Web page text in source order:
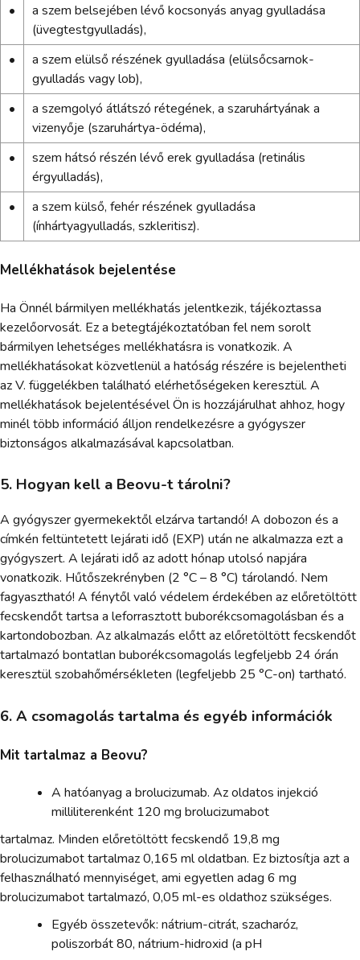
•
a szem belsejében lévő kocsonyás anyag gyulladása
(üvegtestgyulladás),
•
a szem elülső részének gyulladása (elülsőcsarnok-
gyulladás vagy lob),
•
a szemgolyó átlátszó rétegének, a szaruhártyának a
vizenyője (szaruhártya-ödéma),
•
szem hátsó részén lévő erek gyulladása (retinális
érgyulladás),
•
a szem külső, fehér részének gyulladása
(ínhártyagyulladás, szkleritisz).
Mellékhatások bejelentése
Ha Önnél bármilyen mellékhatás jelentkezik, tájékoztassa
kezelőorvosát. Ez a betegtájékoztatóban fel nem sorolt
bármilyen lehetséges mellékhatásra is vonatkozik. A
mellékhatásokat közvetlenül a hatóság részére is bejelentheti
az V. függelékben található elérhetőségeken keresztül. A
mellékhatások bejelentésével Ön is hozzájárulhat ahhoz, hogy
minél több információ álljon rendelkezésre a gyógyszer
biztonságos alkalmazásával kapcsolatban.
5. Hogyan kell a Beovu-t tárolni?
A gyógyszer gyermekektől elzárva tartandó! A dobozon és a
címkén feltüntetett lejárati idő (EXP) után ne alkalmazza ezt a
gyógyszert. A lejárati idő az adott hónap utolsó napjára
vonatkozik. Hűtőszekrényben (2 °C – 8 °C) tárolandó. Nem
fagyasztható! A fénytől való védelem érdekében az előretöltött
fecskendőt tartsa a leforrasztott buborékcsomagolásban és a
kartondobozban. Az alkalmazás előtt az előretöltött fecskendőt
tartalmazó bontatlan buborékcsomagolás legfeljebb 24 órán
keresztül szobahőmérsékleten (legfeljebb 25 °C-on) tartható.
6. A csomagolás tartalma és egyéb információk
Mit tartalmaz a Beovu?
A hatóanyag a brolucizumab. Az oldatos injekció
milliliterenként 120 mg brolucizumabot
tartalmaz. Minden előretöltött fecskendő 19,8 mg
brolucizumabot tartalmaz 0,165 ml oldatban. Ez biztosítja azt a
felhasználható mennyiséget, ami egyetlen adag 6 mg
brolucizumabot tartalmazó, 0,05 ml-es oldathoz szükséges.
Egyéb összetevők: nátrium-citrát, szacharóz,
poliszorbát 80, nátrium-hidroxid (a pH